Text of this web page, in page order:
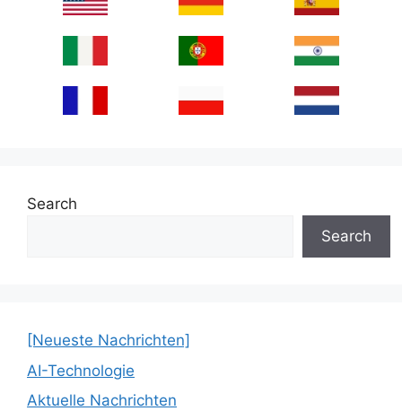
Search
Search
[Neueste Nachrichten]
AI-Technologie
Aktuelle Nachrichten